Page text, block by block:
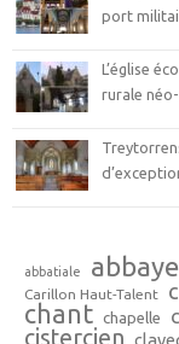
port
L’église
rurale
abbatiale abbaye
Carillon Haut-Talent
chant chapelle
cistercien